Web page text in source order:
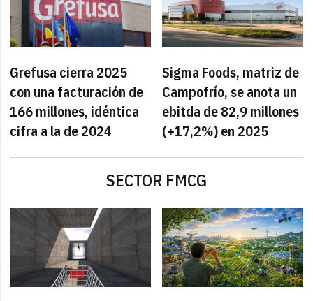
Grefusa cierra 2025
con una facturación de
166 millones, idéntica
cifra a la de 2024
Sigma Foods, matriz de
Campofrío, se anota un
ebitda de 82,9 millones
(+17,2%) en 2025
SECTOR FMCG